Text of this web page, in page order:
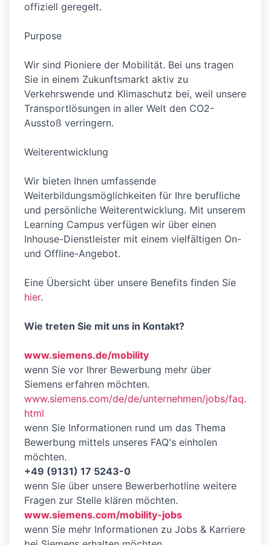
offiziell geregelt.
Purpose
Wir sind Pioniere der Mobilität. Bei uns tragen
Sie in einem Zukunftsmarkt aktiv zu
Verkehrswende und Klimaschutz bei, weil unsere
Transportlösungen in aller Welt den CO2-
Ausstoß verringern.
Weiterentwicklung
Wir bieten Ihnen umfassende
Weiterbildungsmöglichkeiten für Ihre berufliche
und persönliche Weiterentwicklung. Mit unserem
Learning Campus verfügen wir über einen
Inhouse-Dienstleister mit einem vielfältigen On-
und Offline-Angebot.
Eine Übersicht über unsere Benefits finden Sie
hier.
Wie treten Sie mit uns in Kontakt?
www.siemens.de/mobility
wenn Sie vor Ihrer Bewerbung mehr über
Siemens erfahren möchten.
www.siemens.com/de/de/unternehmen/jobs/faq.
html
wenn Sie Informationen rund um das Thema
Bewerbung mittels unseres FAQ's einholen
möchten.
+49 (9131) 17 5243-0
wenn Sie über unsere Bewerberhotline weitere
Fragen zur Stelle klären möchten.
www.siemens.com/mobility-jobs
wenn Sie mehr Informationen zu Jobs & Karriere